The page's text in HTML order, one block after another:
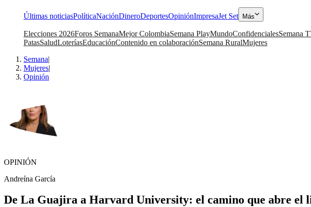
Últimas noticiasPolíticaNaciónDineroDeportesOpiniónImpresaJet Set Más
Elecciones 2026Foros SemanaMejor ColombiaSemana PlayMundoConfidencialesSemana
PatasSaludLoteríasEducaciónContenido en colaboraciónSemana RuralMujeres
Semana|
Mujeres|
Opinión
OPINIÓN
Andreína García
De La Guajira a Harvard University: el camino que abre el